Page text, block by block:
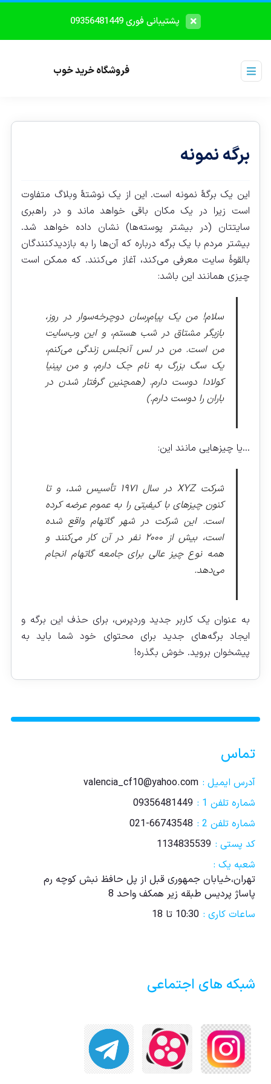
پشتیبانی فوری 09356481449
فروشگاه خرید خوب
برگه نمونه
این یک برگهٔ نمونه است. این از یک نوشتهٔ وبلاگ متفاوت
است زیرا در یک مکان باقی خواهد ماند و در راهبری
سایتتان (در بیشتر پوسته‌ها) نشان داده خواهد شد.
بیشتر مردم با یک برگه درباره که آن‌ها را به بازدیدکنندگان
بالقوهٔ سایت معرفی می‌کند، آغاز می‌کنند. که ممکن است
چیزی همانند این باشد:
سلام! من یک پیام‌رسان دوچرخه‌سوار در روز،
بازیگر مشتاق در شب هستم، و این وب‌سایت
من است. من در لس آنجلس زندگی می‌کنم،
یک سگ بزرگ به نام جک دارم، و من پینیا
کولادا دوست دارم. (همچنین گرفتار شدن در
باران را دوست دارم.)
…یا چیزهایی مانند این:
شرکت XYZ در سال ۱۹۷۱ تأسیس شد، و تا
کنون چیزهای با کیفیتی را به عموم عرضه کرده
است. این شرکت در شهر گاتهام واقع شده
است، بیش از ۲۰۰۰ نفر در آن کار می‌کنند و
همه نوع چیز عالی برای جامعه گاتهام انجام
می‌دهد.
به عنوان یک کاربر جدید وردپرس، برای حذف این برگه و
ایجاد برگه‌های جدید برای محتوای خود شما باید به
پیشخوان بروید. خوش بگذره!
تماس
آدرس ایمیل : valencia_cf10@yahoo.com
شماره تلفن 1 :
09356481449
شماره تلفن 2 :
021-66743548
کد پستی : 1134835539
شعبه یک :
تهران،خیابان جمهوری قبل از پل حافظ نبش کوچه رم
پاساژ پردیس طبقه زیر همکف واحد 8
ساعات کاری : 10:30 تا 18
شبکه های اجتماعی